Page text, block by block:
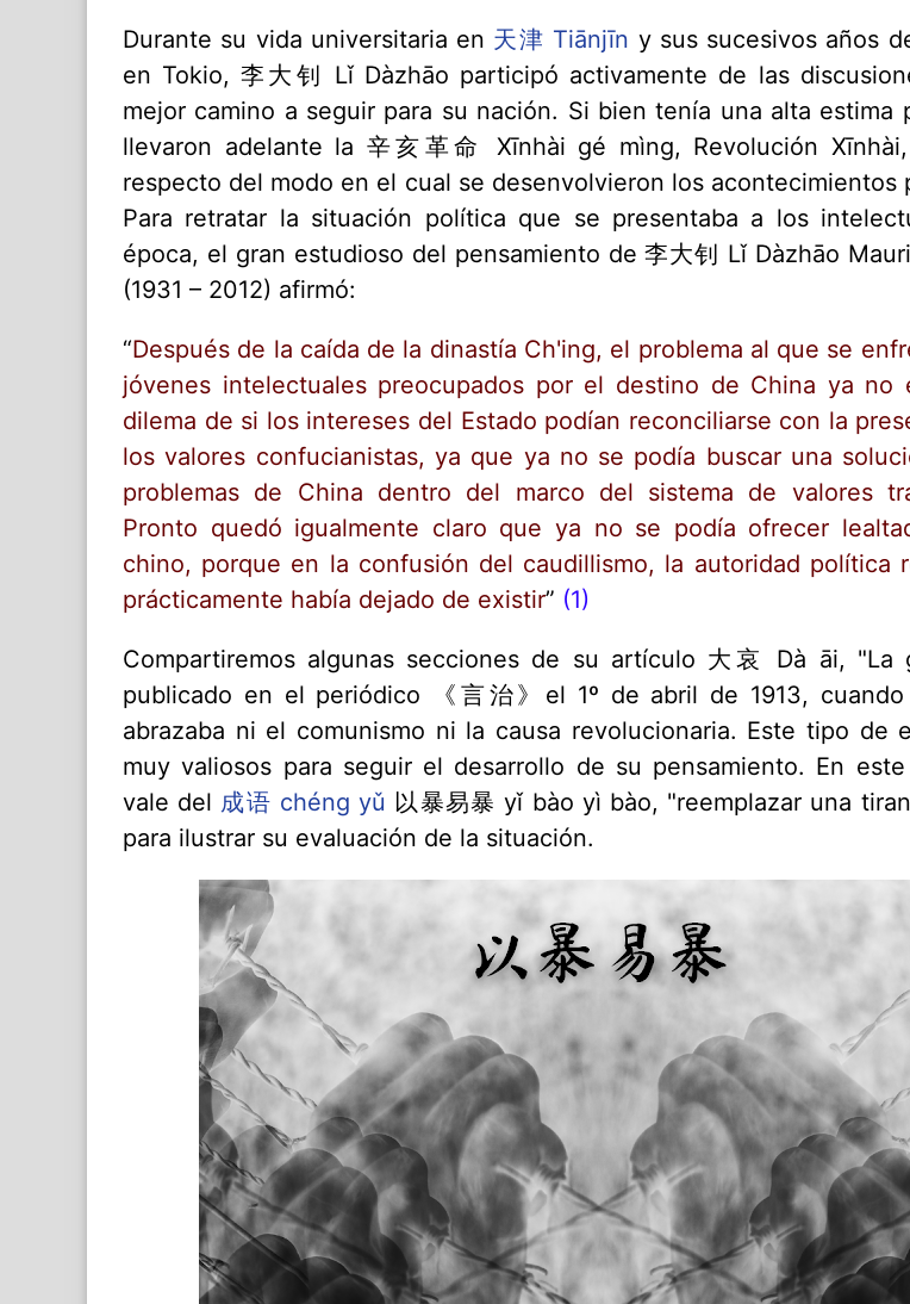
Durante su vida universitaria en 天津 Tiānjīn y sus sucesivos años
en Tokio,李大钊 Lǐ Dàzhāo participó activamente de las
mejor camino a seguir para su nación. Si bien tenía una alta estima
llevaron adelante la 辛亥革命 Xīnhài gé mìng, Revolución
respecto del modo en el cual se desenvolvieron los acontecimientos
Para retratar la situación política que se presentaba a los
época, el gran estudioso del pensamiento de 李大钊 Lǐ Dàzhāo
(1931 – 2012) afirmó:
“Después de la caída de la dinastía Ch'ing, el problema al que se
jóvenes intelectuales preocupados por el destino de China ya no
dilema de si los intereses del Estado podían reconciliarse con la
los valores confucianistas, ya que ya no se podía buscar una
problemas de China dentro del marco del sistema de valores
Pronto quedó igualmente claro que ya no se podía ofrecer
chino, porque en la confusión del caudillismo, la autoridad política
prácticamente había dejado de existir” (1)
Compartiremos algunas secciones de su artículo 大哀 Dà āi, "La
publicado en el periódico 《言治》el 1º de abril de 1913,
abrazaba ni el comunismo ni la causa revolucionaria. Este tipo de
muy valiosos para seguir el desarrollo de su pensamiento. En
vale del 成语 chéng yǔ 以暴易暴 yǐ bào yì bào, "reemplazar una
para ilustrar su evaluación de la situación.